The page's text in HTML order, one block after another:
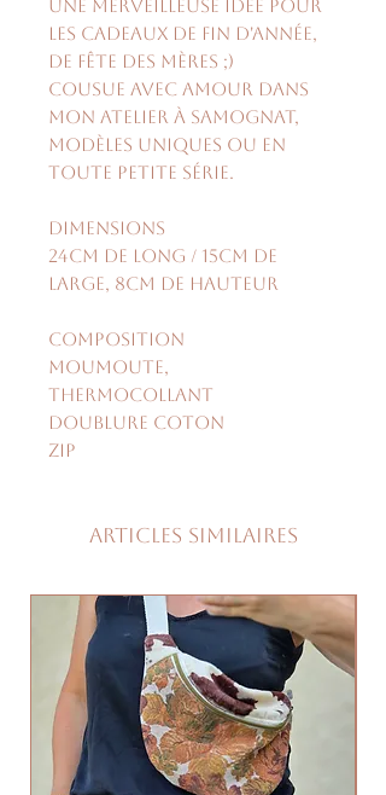
Une merveilleuse idée pour
les cadeaux de fin d'année,
de fête des mères ;)
Cousue avec amour dans
mon atelier à Samognat,
modèles uniques ou en
toute petite série.
Dimensions
24cm de long / 15cm de
large, 8cm de hauteur
Composition
Moumoute,
thermocollant
doublure coton
zip
Articles similaires